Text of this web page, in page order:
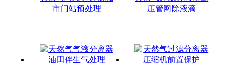
市门站预处理
压管网除液滴